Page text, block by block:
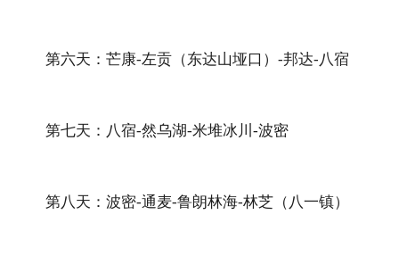
第六天：芒康-左贡（东达山垭口）-邦达-八宿
第七天：八宿-然乌湖-米堆冰川-波密
第八天：波密-通麦-鲁朗林海-林芝（八一镇）